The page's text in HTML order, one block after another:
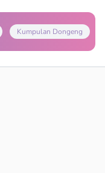
Kumpulan Dongeng